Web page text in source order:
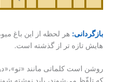
هر لحظه از این باغ میوه ای به
تر از گذشته است.
کلماتی مانند «تو»،«دو» و